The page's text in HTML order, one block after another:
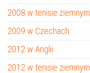
2008 w tenisie ziemnym
2009 w Czechach
2012 w Anglii
2012 w tenisie ziemnym